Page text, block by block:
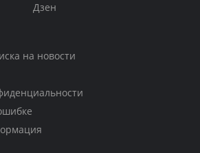
Дзен
на новости